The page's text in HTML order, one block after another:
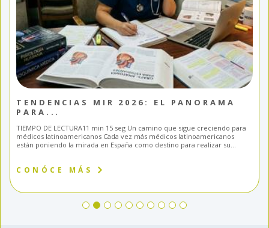
TENDENCIAS MIR 2026: EL PANORAMA
PARA...
TIEMPO DE LECTURA11 min 15 seg Un camino que sigue creciendo para
médicos latinoamericanos Cada vez más médicos latinoamericanos
están poniendo la mirada en España como destino para realizar su...
CONÓCE MÁS